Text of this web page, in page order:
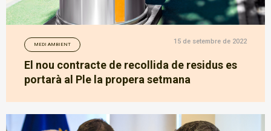
MEDI AMBIENT 15 de setembre de 2022
El nou contracte de recollida de residus es
portarà al Ple la propera setmana